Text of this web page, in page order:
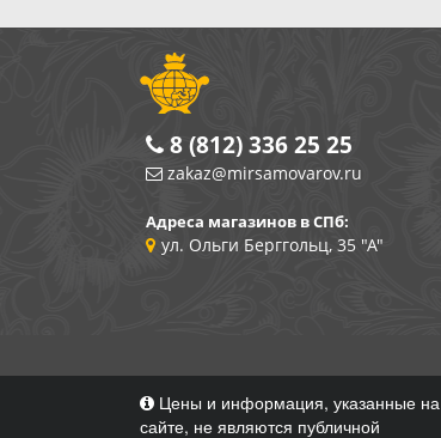
8 (812) 336 25 25
zakaz@mirsamovarov.ru
Адреса магазинов в СПб:
ул. Ольги Берггольц, 35 "А"
Цены и информация, указанные на
сайте, не являются публичной